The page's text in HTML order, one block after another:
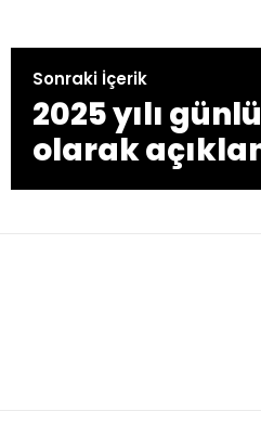
Sonraki İçerik
2025 yılı
olarak